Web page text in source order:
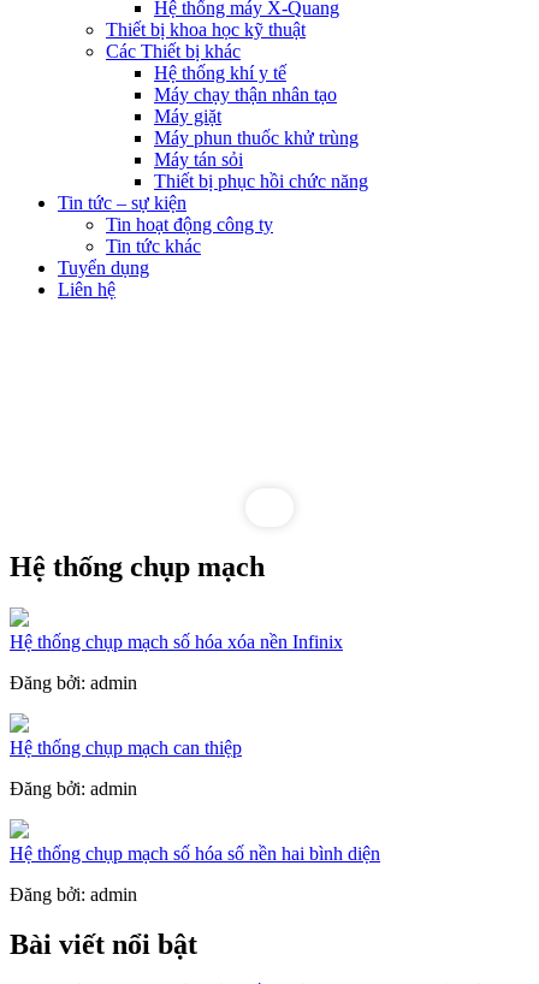
Hệ thống máy X-Quang
Thiết bị khoa học kỹ thuật
Các Thiết bị khác
Hệ thống khí y tế
Máy chạy thận nhân tạo
Máy giặt
Máy phun thuốc khử trùng
Máy tán sỏi
Thiết bị phục hồi chức năng
Tin tức – sự kiện
Tin hoạt động công ty
Tin tức khác
Tuyển dụng
Liên hệ
Hệ thống chụp mạch
Hệ thống chụp mạch số hóa xóa nền Infinix
Đăng bởi: admin
Hệ thống chụp mạch can thiệp
Đăng bởi: admin
Hệ thống chụp mạch số hóa số nền hai bình diện
Đăng bởi: admin
Bài viết nổi bật